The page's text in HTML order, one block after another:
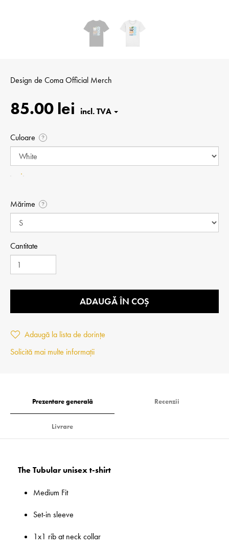
Design de Coma Official Merch
85.00 lei
Culoare ?
Mărime ?
Cantitate
ADAUGĂ ÎN COȘ
Adaugă la lista de dorințe
Solicită mai multe informații
Prezentare generală Recenzii
Livrare
The Tubular unisex t-shirt
Medium Fit
Set-in sleeve
1x1 rib at neck collar